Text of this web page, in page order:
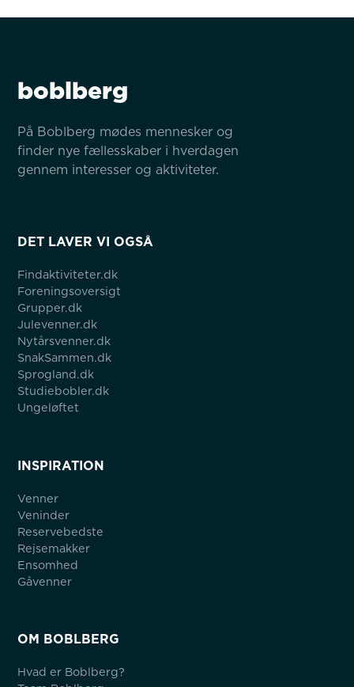
boblberg
På Boblberg mødes mennesker og
finder nye fællesskaber i hverdagen
gennem interesser og aktiviteter.
DET LAVER VI OGSÅ
Findaktiviteter.dk
Foreningsoversigt
Grupper.dk
Julevenner.dk
Nytårsvenner.dk
SnakSammen.dk
Sprogland.dk
Studiebobler.dk
Ungeløftet
INSPIRATION
Venner
Veninder
Reservebedste
Rejsemakker
Ensomhed
Gåvenner
OM BOBLBERG
Hvad er Boblberg?